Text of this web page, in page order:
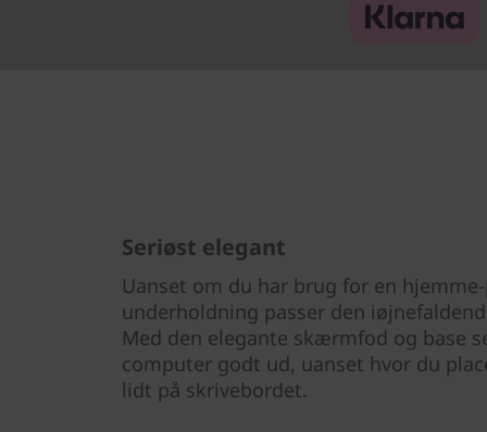
Seriøst elegant
Uanset om du har brug for en
underholdning passer den
Med den elegante skærmfod og base
computer godt ud, uanset hvor du
lidt på skrivebordet.